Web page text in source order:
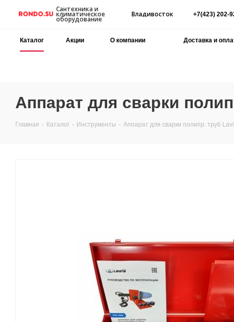
Сантехника и
климатическое
оборудование
Владивосток +7(423) 202-
Каталог Акции О компании Доставка и
Аппарат для сварки
Главная - Каталог - Инструменты - Аппарат для сварки полипр. труб